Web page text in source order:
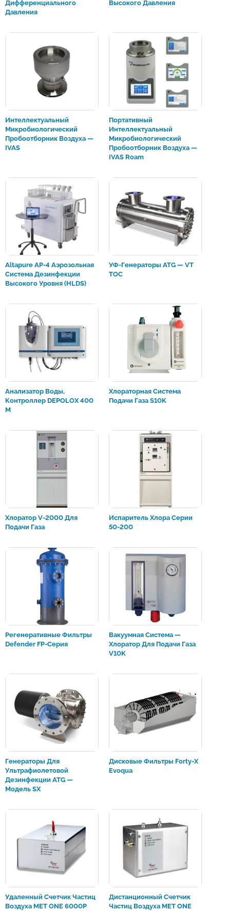
Дифференциального
Давления
Высокого Давления
Интеллектуальный
Микробиологический
Пробоотборник Воздуха —
IVAS
Портативный
Интеллектуальный
Микробиологический
Пробоотборник Воздуха —
IVAS Roam
Altapure AP-4 Аэрозольная
Система Дезинфекции
Высокого Уровня (HLDS)
УФ-Генераторы ATG — VT
TOC
Анализатор Воды,
Контроллер DEPOLOX 400
M
Хлораторная Система
Подачи Газа S10K
Хлоратор V-2000 Для
Подачи Газа
Испаритель Хлора Серии
50-200
Регенеративные Фильтры
Defender FP-Серия
Вакуумная Система —
Хлоратор Для Подачи Газа
V10K
Генераторы Для
Ультрафиолетовой
Дезинфекции ATG —
Модель SX
Дисковые Фильтры Forty-X
Evoqua
Удаленный Счетчик Частиц
Воздуха MET ONE 6000P
Дистанционный Счетчик
Частиц Воздуха MET ONE